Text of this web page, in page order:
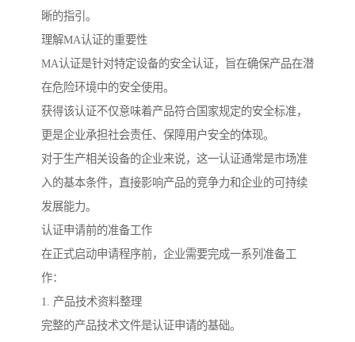
晰的指引。
理解MA认证的重要性
MA认证是针对特定设备的安全认证，旨在确保产品在潜
在危险环境中的安全使用。
获得该认证不仅意味着产品符合国家规定的安全标准，
更是企业承担社会责任、保障用户安全的体现。
对于生产相关设备的企业来说，这一认证通常是市场准
入的基本条件，直接影响产品的竞争力和企业的可持续
发展能力。
认证申请前的准备工作
在正式启动申请程序前，企业需要完成一系列准备工
作：
1. 产品技术资料整理
完整的产品技术文件是认证申请的基础。